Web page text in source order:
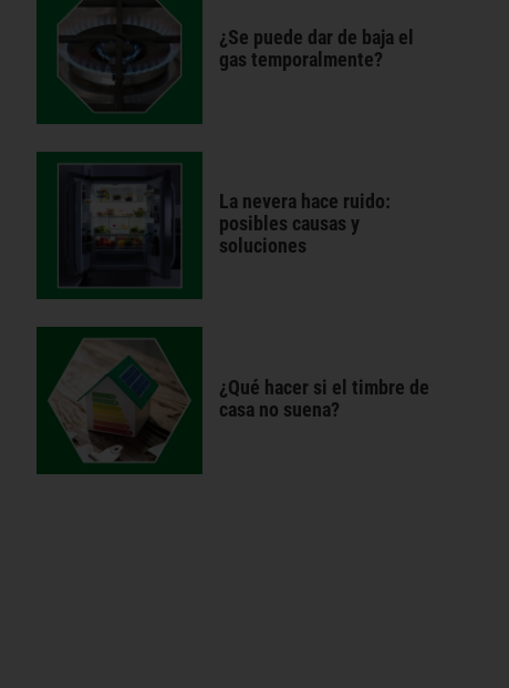
¿Se puede dar de baja el
gas temporalmente?
La nevera hace ruido:
posibles causas y
soluciones
¿Qué hacer si el timbre de
casa no suena?